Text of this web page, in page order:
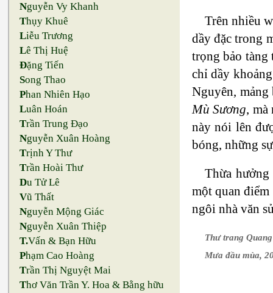
Nguyễn Vy Khanh
Thụy Khuê
Liễu Trương
Lê Thị Huệ
Đặng Tiến
Song Thao
Phan Nhiên Hạo
Luân Hoán
Trần Trung Đạo
Nguyễn Xuân Hoàng
Trịnh Y Thư
Trần Hoài Thư
Du Tử Lê
Vũ Thất
Nguyễn Mộng Giác
Nguyễn Xuân Thiệp
T.Vấn & Bạn Hữu
Phạm Cao Hoàng
Trần Thị Nguyệt Mai
Thơ Văn Trần Y. Hoa & Bằng hữu
Trên nhiều
dầy đặc trong
trọng bảo tàng
chỉ dầy
Nguyên,
Mù Sương, mà
này nói lên
bóng, những
Thừa
một quan
ngôi nhà văn
Thư trang
Mưa đầu mùa,